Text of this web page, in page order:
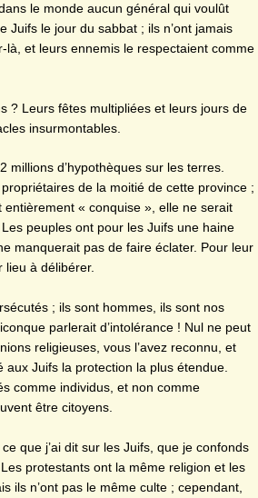
le monde aucun général qui voulût
Juifs le jour du sabbat ; ils n’ont jamais
là, et leurs ennemis le respectaient comme
? Leurs fêtes multipliées et leurs jours de
insurmontables.
millions d’hypothèques sur les terres.
de la moitié de cette province ;
entièrement « conquise », elle ne serait
peuples ont pour les Juifs une haine
manquerait pas de faire éclater. Pour leur
lieu à délibérer.
; ils sont hommes, ils sont nos
parlerait d’intolérance ! Nul ne peut
religieuses, vous l’avez reconnu, et
aux Juifs la protection la plus étendue.
comme individus, et non comme
être citoyens.
que j’ai dit sur les Juifs, que je confonds
protestants ont la même religion et les
ils n’ont pas le même culte ; cependant,